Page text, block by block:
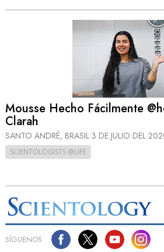
Mousse Hecho Fácilmente
Clarah
SANTO ANDRÉ, BRASIL 3 DE JULIO DEL
SCIENTOLOGISTS @LIFE
SÍGUENOS